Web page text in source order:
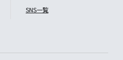
SNS一覧